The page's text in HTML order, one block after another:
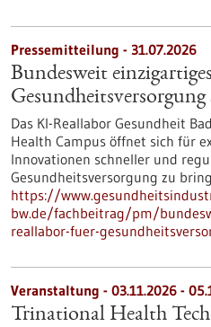
Pressemitteilung - 31.07.2026
Bundesweit
Das KI-Reallabor Gesundheit
Health Campus öffnet sich für
Innovationen schneller und
Gesundheitsversorgung zu
https://
bw.de/fachbeitrag/pm/
reallabor-fuer-
Veranstaltung - 03.11.2026 -
Trinational Health